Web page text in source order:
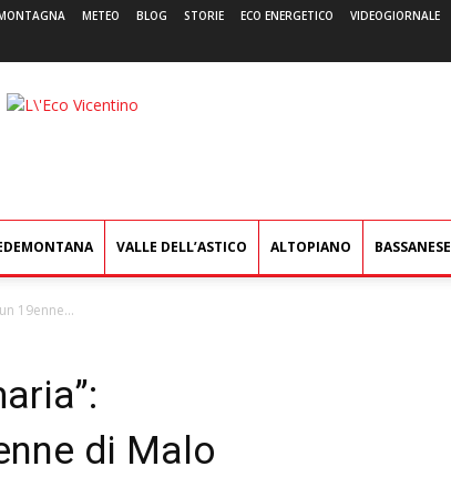
METEO BLOG STORIE ECO ENERGETICO VIDEOGIORNALE
L'Eco
VALLE DELL’ASTICO ALTOPIANO BASSANESE
19enne...
di Malo